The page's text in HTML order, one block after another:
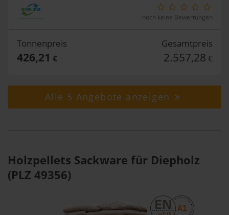
noch keine Bewertungen
Tonnenpreis
426,21 €
Gesamtpreis
2.557,28 €
Alle 5 Angebote anzeigen
Holzpellets Sackware für Diepholz
(PLZ 49356)